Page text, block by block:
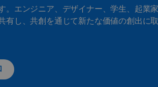
。エンジニア、デザイナー、学生、起業
有し、共創を通じて新たな価値の創出に